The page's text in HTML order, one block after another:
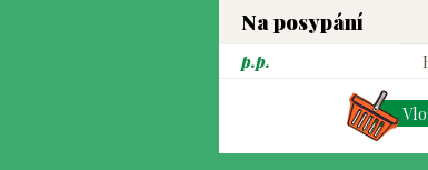
Na posypání
p.p.